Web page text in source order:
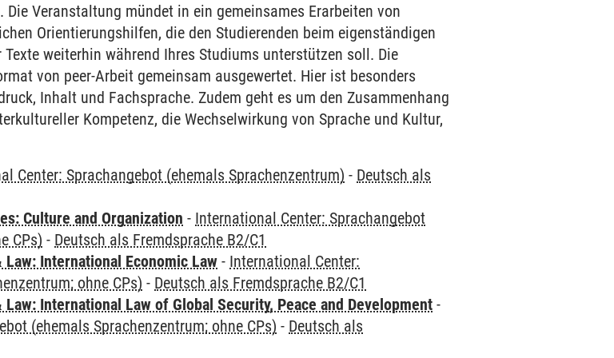
Veranstaltung mündet in ein gemeinsames Erarbeiten von
Orientierungshilfen, die den Studierenden beim eigenständigen
weiterhin während Ihres Studiums unterstützen soll. Die
von peer-Arbeit gemeinsam ausgewertet. Hier ist besonders
Inhalt und Fachsprache. Zudem geht es um den Zusammenhang
Kompetenz, die Wechselwirkung von Sprache und Kultur,
Center: Sprachangebot (ehemals Sprachenzentrum) - Deutsch als
Culture and Organization - International Center: Sprachangebot
CPs) - Deutsch als Fremdsprache B2/C1
International Economic Law - International Center:
ohne CPs) - Deutsch als Fremdsprache B2/C1
International Law of Global Security, Peace and Development -
(ehemals Sprachenzentrum; ohne CPs) - Deutsch als